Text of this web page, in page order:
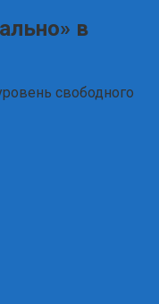
в
свободного